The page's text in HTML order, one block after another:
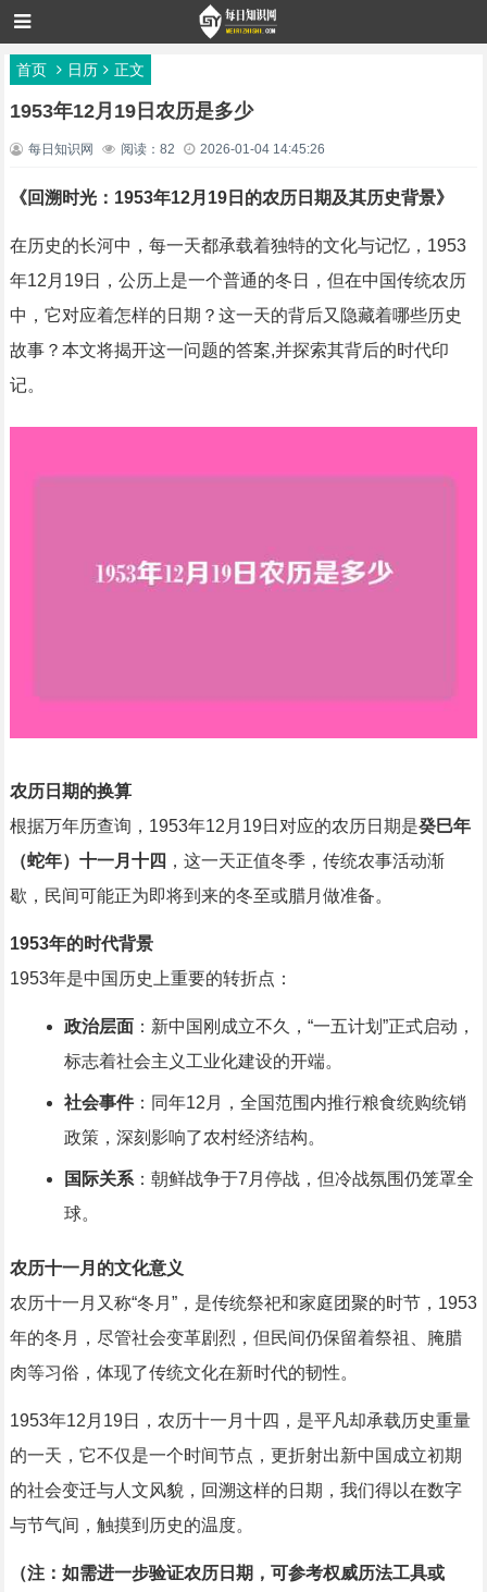
首页 日历 正文
1953年12月19日农历是多少
每日知识网 阅读：82 2026-01-04 14:45:26
《回溯时光：1953年12月19日的农历日期及其历史背景》
在历史的长河中，每一天都承载着独特的文化与记忆，1953
年12月19日，公历上是一个普通的冬日，但在中国传统农历
中，它对应着怎样的日期？这一天的背后又隐藏着哪些历史
故事？本文将揭开这一问题的答案,并探索其背后的时代印
记。
农历日期的换算
根据万年历查询，1953年12月19日对应的农历日期是癸巳年
（蛇年）十一月十四 ，这一天正值冬季，传统农事活动渐
歇，民间可能正为即将到来的冬至或腊月做准备。
1953年的时代背景
1953年是中国历史上重要的转折点：
政治层面：新中国刚成立不久，“一五计划”正式启动，
标志着社会主义工业化建设的开端。
社会事件：同年12月，全国范围内推行粮食统购统销
政策，深刻影响了农村经济结构。
国际关系：朝鲜战争于7月停战，但冷战氛围仍笼罩全
球。
农历十一月的文化意义
农历十一月又称“冬月”，是传统祭祀和家庭团聚的时节，1953
年的冬月，尽管社会变革剧烈，但民间仍保留着祭祖、腌腊
肉等习俗，体现了传统文化在新时代的韧性。
1953年12月19日，农历十一月十四，是平凡却承载历史重量
的一天，它不仅是一个时间节点，更折射出新中国成立初期
的社会变迁与人文风貌，回溯这样的日期，我们得以在数字
与节气间，触摸到历史的温度。
（注：如需进一步验证农历日期，可参考权威历法工具或